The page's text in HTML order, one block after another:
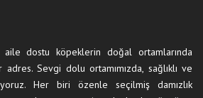
dostu köpeklerin doğal ortamlarında
Sevgi dolu ortamımızda, sağlıklı ve
Her biri özenle seçilmiş damızlık